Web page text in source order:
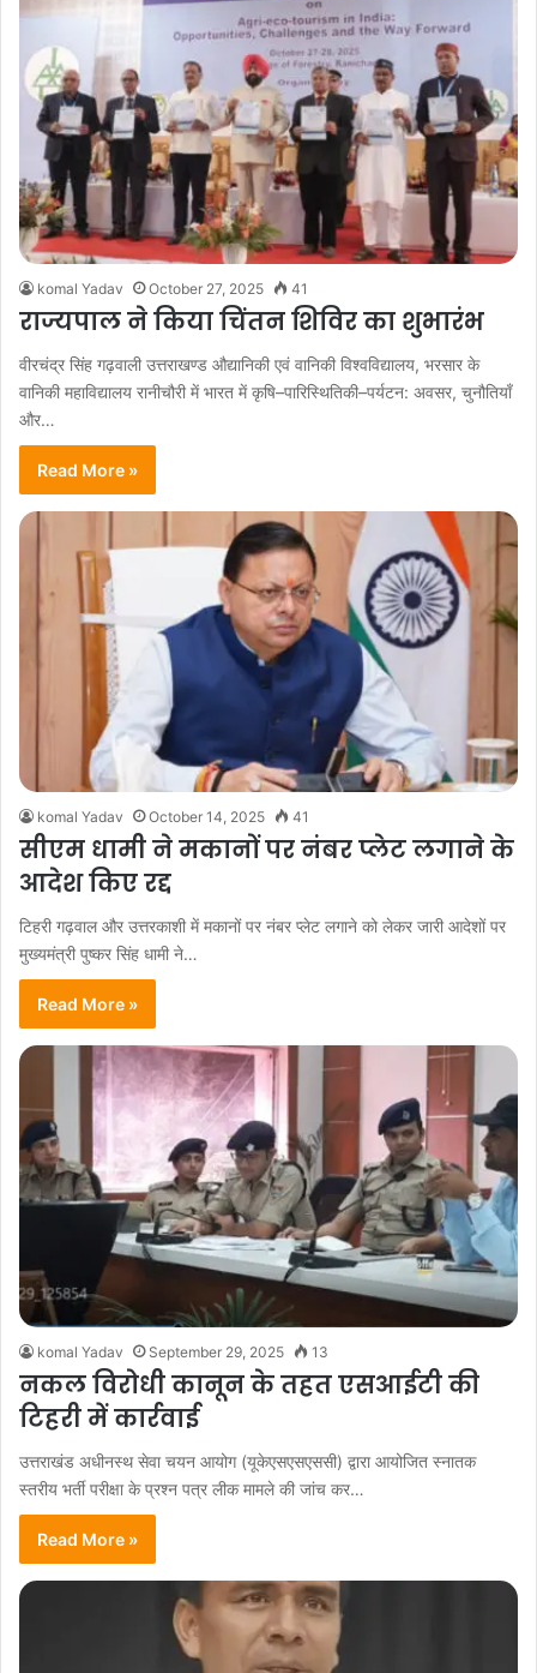
komal Yadav October 27, 2025 41
राज्यपाल ने किया चिंतन शिविर का शुभारंभ
वीरचंद्र सिंह गढ़वाली उत्तराखण्ड औद्यानिकी एवं वानिकी विश्वविद्यालय, भरसार के
वानिकी महाविद्यालय रानीचौरी में भारत में कृषि–पारिस्थितिकी–पर्यटन: अवसर, चुनौतियाँ
और…
Read More »
komal Yadav October 14, 2025 41
सीएम धामी ने मकानों पर नंबर प्लेट लगाने के
आदेश किए रद्द
टिहरी गढ़वाल और उत्तरकाशी में मकानों पर नंबर प्लेट लगाने को लेकर जारी आदेशों पर
मुख्यमंत्री पुष्कर सिंह धामी ने…
Read More »
komal Yadav September 29, 2025 13
नकल विरोधी कानून के तहत एसआईटी की
टिहरी में कार्रवाई
उत्तराखंड अधीनस्थ सेवा चयन आयोग (यूकेएसएसएससी) द्वारा आयोजित स्नातक
स्तरीय भर्ती परीक्षा के प्रश्न पत्र लीक मामले की जांच कर…
Read More »